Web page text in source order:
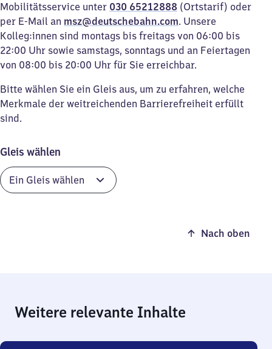
Mobilitätsservice unter 030 65212888 (Ortstarif) oder
per E-Mail an msz@deutschebahn.com. Unsere
Kolleg:innen sind montags bis freitags von 06:00 bis
22:00 Uhr sowie samstags, sonntags und an Feiertagen
von 08:00 bis 20:00 Uhr für Sie erreichbar.
Bitte wählen Sie ein Gleis aus, um zu erfahren, welche
Merkmale der weitreichenden Barrierefreiheit erfüllt
sind.
Gleis wählen
Nach oben
Weitere relevante Inhalte